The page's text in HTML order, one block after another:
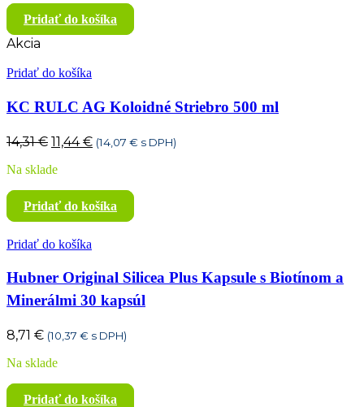
Pridať do košíka
Akcia
Pridať do košíka
KC RULC AG Koloidné Striebro 500 ml
14,31€ Pôvodná
bola:
14,31 €.
11,44€Aktuálna
11,44 €.
(14,07 € s DPH)
Na sklade
Pridať do košíka
Pridať do košíka
Hubner Original Silicea Plus Kapsule s Biotínom a
Minerálmi 30 kapsúl
8,71 € (10,37 € s DPH)
Na sklade
Pridať do košíka